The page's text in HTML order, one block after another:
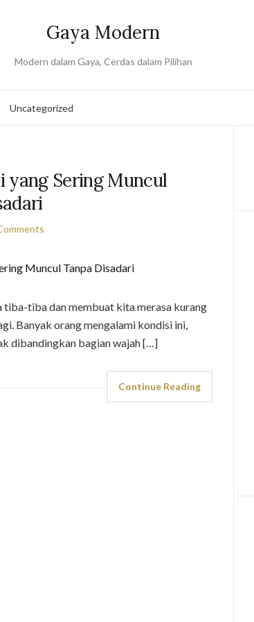
Gaya Modern
Modern dalam Gaya, Cerdas dalam Pilihan
Uncategorized
yang Sering Muncul
tiba-tiba dan membuat kita merasa kurang
Banyak orang mengalami kondisi ini,
dibandingkan bagian wajah […]
Continue Reading